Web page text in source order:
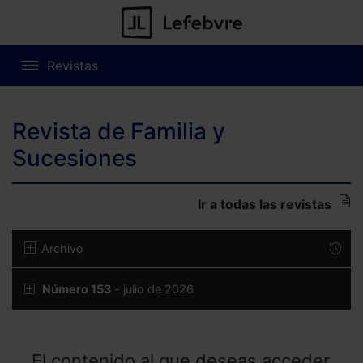
Revistas
Revista de Familia y
Sucesiones
Ir a todas las revistas
Archivo
Número 153 - julio de 2026